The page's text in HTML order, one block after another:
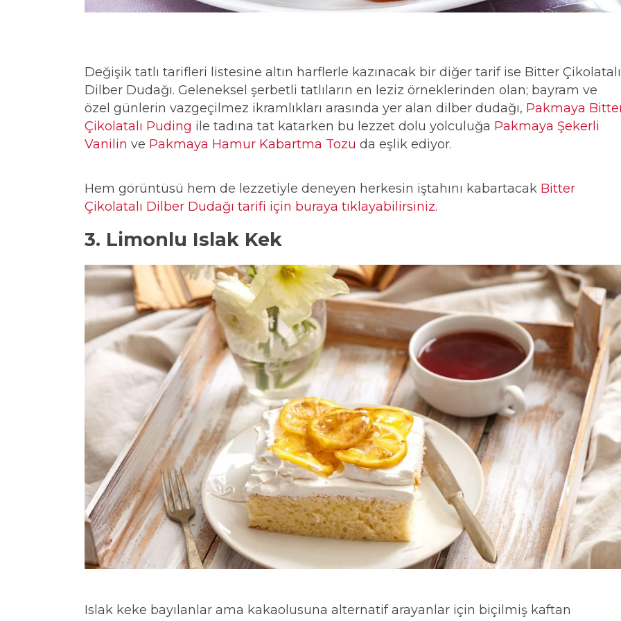
Değişik tatlı tarifleri listesine altın harflerle kazınacak bir diğer tarif ise Bitter Çikolatalı
Dilber Dudağı. Geleneksel şerbetli tatlıların en leziz örneklerinden olan; bayram ve
özel günlerin vazgeçilmez ikramlıkları arasında yer alan dilber dudağı, Pakmaya
Çikolatalı Puding ile tadına tat katarken bu lezzet dolu yolculuğa Pakmaya Şekerli
Vanilin ve Pakmaya Hamur Kabartma Tozu da eşlik ediyor.
Hem görüntüsü hem de lezzetiyle deneyen herkesin iştahını kabartacak Bitter
Çikolatalı Dilber Dudağı tarifi için buraya tıklayabilirsiniz.
3. Limonlu Islak Kek
Islak keke bayılanlar ama kakaolusuna alternatif arayanlar için biçilmiş kaftan